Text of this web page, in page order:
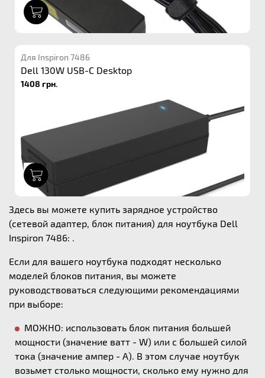
Для Inspiron 7486
Dell 130W USB-C Desktop
1408 грн.
Здесь вы можете купить зарядное устройство
(сетевой адаптер, блок питания) для ноутбука Dell
Inspiron 7486: .
Если для вашего ноутбука подходят несколько
моделей блоков питания, вы можете
руководствоваться следующими рекомендациями
при выборе:
МОЖНО: использовать блок питания большей
мощности (значение ватт - W) или с большей силой
тока (значение ампер - А). В этом случае ноутбук
возьмет столько мощности, сколько ему нужно для